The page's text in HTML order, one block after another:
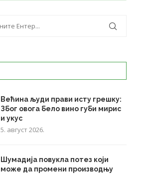
Већина људи прави исту грешку:
Због овога бело вино губи мирис
и укус
5. август 2026.
Шумадија повукла потез који
може да промени производњу